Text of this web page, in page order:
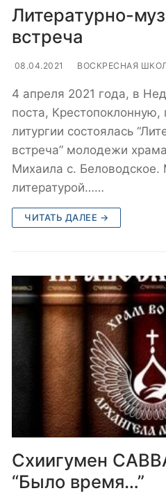
Литературно-
встреча
08.04.2021 ВОСКРЕСНАЯ
4 апреля 2021 года, в
поста,
литургии состоялась
встреча” молодежи
Михаила с.
литературой……
ЧИТАТЬ ДАЛЕЕ →
Схиигумен
“Было время…”